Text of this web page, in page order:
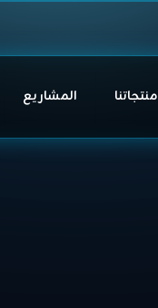
منتجاتنا المشاريع